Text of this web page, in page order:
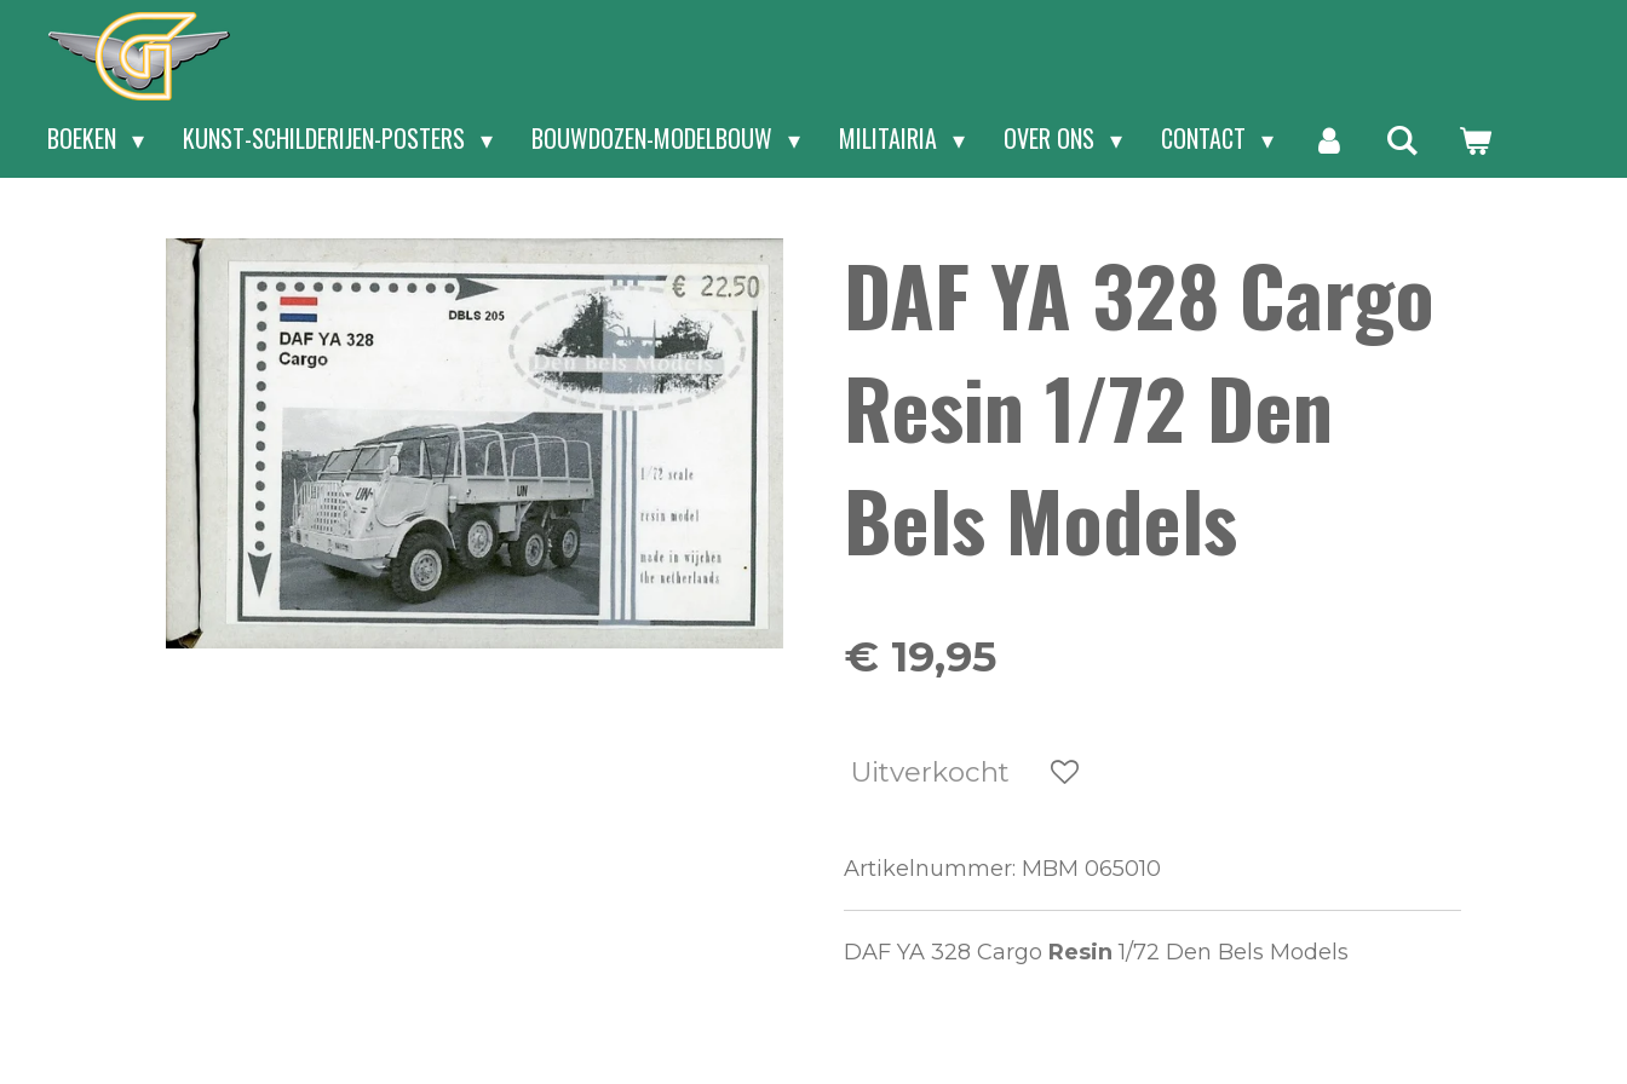
hoofdinhoud
BOEKEN KUNST-SCHILDERIJEN-POSTERS BOUWDOZEN-MODELBOUW MILITAIRIA OVER ONS CONTACT
DAF YA 328 Cargo
Resin 1/72 Den
Bels Models
€ 19,95
Uitverkocht
Artikelnummer: MBM 065010
DAF YA 328 Cargo Resin 1/72 Den Bels Models